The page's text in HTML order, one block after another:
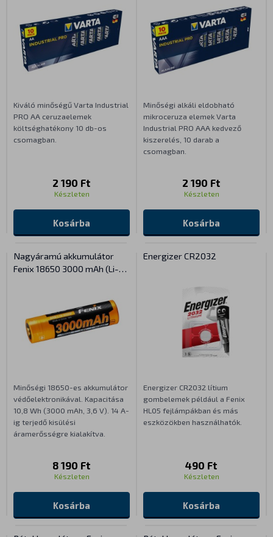
Kiváló minőségű Varta Industrial
PRO AA ceruzaelemek
költséghatékony 10 db-os
csomagban.
2 190 Ft
Készleten
Kosárba
Minőségi alkáli eldobható
mikroceruza elemek Varta
Industrial PRO AAA kedvező
kiszerelés, 10 darab a
csomagban.
2 190 Ft
Készleten
Kosárba
Nagyáramú akkumulátor
Fenix 18650 3000 mAh (Li-
Minőségi 18650-es akkumulátor
védőelektronikával. Kapacitása
10,8 Wh (3000 mAh, 3,6 V). 14 A-
ig terjedő kisülési
áramerősségre kialakítva.
8 190 Ft
Készleten
Kosárba
Energizer CR2032
Energizer CR2032 lítium
gombelemek például a Fenix
HL05 fejlámpákban és más
eszközökben használhatók.
490 Ft
Készleten
Kosárba